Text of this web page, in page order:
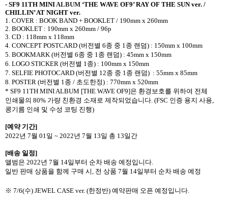
- SF9 11TH MINIALBUM ‘THE WAVE OF9’ RAY OF THE SUN ver. /
CHILLIN’ AT NIGHT ver.
1. COVER : BOOK BAND + BOOKLET / 190mm x 260mm
2. BOOKLET : 190mm x 260mm / 96p
3. CD : 118mm x 118mm
4. CONCEPT POSTCARD (버전별 6종 중 1종 랜덤) : 150mm x 100mm
5. BOOKMARK (버전별 6종 중 1종 랜덤) : 45mm x 150mm
6. LOGO STICKER (버전별 1종) : 100mm x 150mm
7. SELFIE PHOTOCARD (버전별 12종 중 1종 랜덤) : 55mm x 85mm
8. POSTER (버전별 1종 / 초도한정) : 770mm x 520mm
* SF9 11TH MINI ALBUM [THE WAVE OF9]은 환경보호를 위하여 전체
인쇄물의 80% 가량 친환경 소재로 제작되었습니다. (FSC 인증 용지 사용,
콩기름 인쇄 및 수성 코팅 진행)
[예약 기간]
2022년 7월 01일 ~ 2022년 7월 13일 총 13일간
[배송 일정]
앨범은 2022년 7월 14일부터 순차 배송 예정입니다.
일반 판매 상품을 함께 구매 시, 전 상품 7월 14일부터 순차 배송 예정
※ 7/6(수) JEWEL CASE ver. (한정반) 예약판매 오픈 예정입니다.